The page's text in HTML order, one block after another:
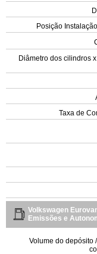
Posição
Diâmetro dos cilindros
Taxa de
Volkswagen
Emissões e
Volume do depósito